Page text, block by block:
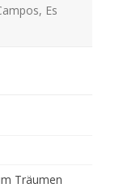
, Es
Träumen